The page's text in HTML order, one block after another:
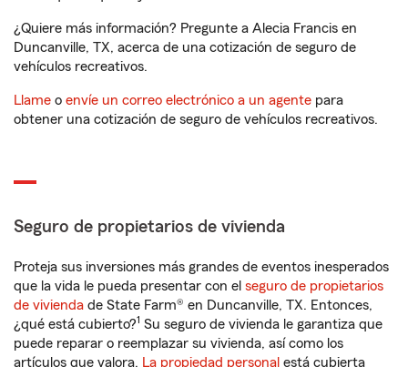
¿Quiere más información? Pregunte a Alecia Francis en
Duncanville, TX, acerca de una cotización de seguro de
vehículos recreativos.
Llame o envíe un correo electrónico a un agente para
obtener una cotización de seguro de vehículos recreativos.
Seguro de propietarios de vivienda
Proteja sus inversiones más grandes de eventos inesperados
que la vida le pueda presentar con el seguro de propietarios
de vivienda de State Farm® en Duncanville, TX. Entonces,
¿qué está cubierto?1 Su seguro de vivienda le garantiza que
puede reparar o reemplazar su vivienda, así como los
artículos que valora. La propiedad personal está cubierta